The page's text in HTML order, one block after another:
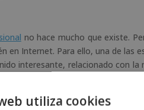
no hace mucho que existe.
en Internet. Para ello, una de las
interesante, relacionado con
de contenido a su público
utiliza cookies